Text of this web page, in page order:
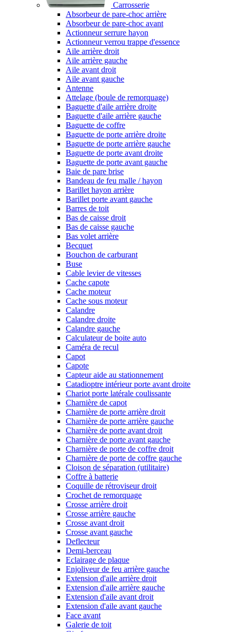
Carrosserie
Absorbeur de pare-choc arrière
Absorbeur de pare-choc avant
Actionneur serrure hayon
Actionneur verrou trappe d'essence
Aile arrière droit
Aile arrière gauche
Aile avant droit
Aile avant gauche
Antenne
Attelage (boule de remorquage)
Baguette d'aile arrière droite
Baguette d'aile arrière gauche
Baguette de coffre
Baguette de porte arrière droite
Baguette de porte arrière gauche
Baguette de porte avant droite
Baguette de porte avant gauche
Baie de pare brise
Bandeau de feu malle / hayon
Barillet hayon arrière
Barillet porte avant gauche
Barres de toit
Bas de caisse droit
Bas de caisse gauche
Bas volet arrière
Becquet
Bouchon de carburant
Buse
Cable levier de vitesses
Cache capote
Cache moteur
Cache sous moteur
Calandre
Calandre droite
Calandre gauche
Calculateur de boite auto
Caméra de recul
Capot
Capote
Capteur aide au stationnement
Catadioptre intérieur porte avant droite
Chariot porte latérale coulissante
Charnière de capot
Charnière de porte arrière droit
Charnière de porte arrière gauche
Charnière de porte avant droit
Charnière de porte avant gauche
Charnière de porte de coffre droit
Charnière de porte de coffre gauche
Cloison de séparation (utilitaire)
Coffre à batterie
Coquille de rétroviseur droit
Crochet de remorquage
Crosse arrière droit
Crosse arrière gauche
Crosse avant droit
Crosse avant gauche
Deflecteur
Demi-berceau
Eclairage de plaque
Enjoliveur de feu arrière gauche
Extension d'aile arrière droit
Extension d'aile arrière gauche
Extension d'aile avant droit
Extension d'aile avant gauche
Face avant
Galerie de toit